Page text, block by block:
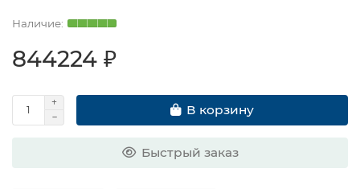
844224 ₽
В корзину
Быстрый заказ